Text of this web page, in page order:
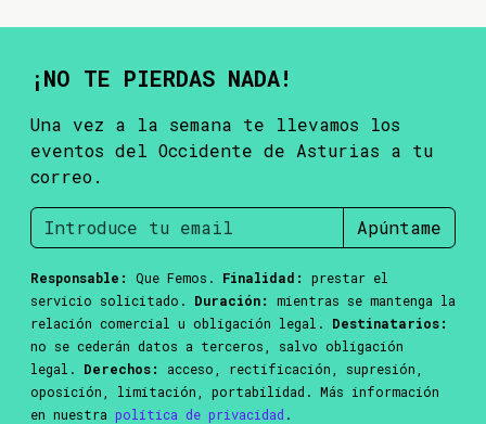
¡NO TE PIERDAS NADA!
Una vez a la semana te llevamos los
eventos del Occidente de Asturias a tu
correo.
Apúntame
Responsable: Que Femos. Finalidad:
prestar el
servicio solicitado. Duración:
mientras se mantenga la
relación comercial u obligación legal. Destinatarios:
no se cederán datos a terceros, salvo obligación
legal. Derechos:
acceso, rectificación, supresión,
oposición, limitación, portabilidad. Más información
en nuestra política de privacidad .